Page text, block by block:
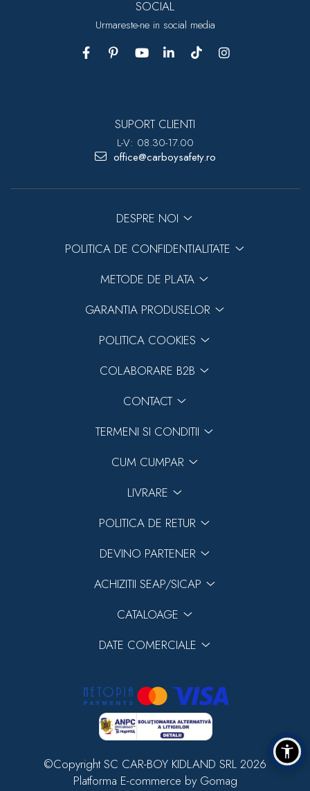
SOCIAL
Urmareste-ne in social media
SUPORT CLIENTI
L-V: 08.30-17.00
office@carboysafety.ro
DESPRE NOI
POLITICA DE CONFIDENTIALITATE
METODE DE PLATA
GARANTIA PRODUSELOR
POLITICA COOKIES
COLABORARE B2B
CONTACT
TERMENI SI CONDITII
CUM CUMPAR
LIVRARE
POLITICA DE RETUR
DEVINO PARTENER
ACHIZITII SEAP/SICAP
CATALOAGE
DATE COMERCIALE
©Copyright SC CAR-BOY KIDLAND SRL 2026
Platforma E-commerce by Gomag